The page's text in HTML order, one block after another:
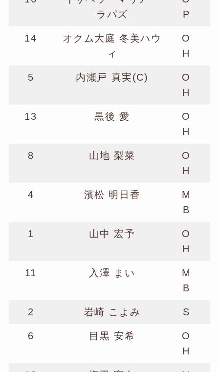
ラパズ
P
14
オクム大庭 冬美ハウ
ィ
O
H
5 内瀬戸 真実(C)
O
H
13 黒後 愛
O
H
8 山地 梨菜
O
H
4 濱松 明日香
M
B
1 山中 宏予
O
H
11 入澤 まい
M
B
2 岩崎 こよみ S
6 目黒 安希
O
H